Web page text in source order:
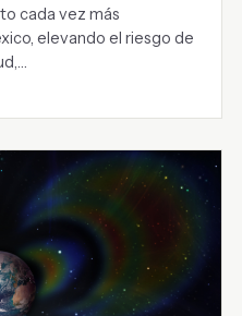
cada vez más
elevando el riesgo de